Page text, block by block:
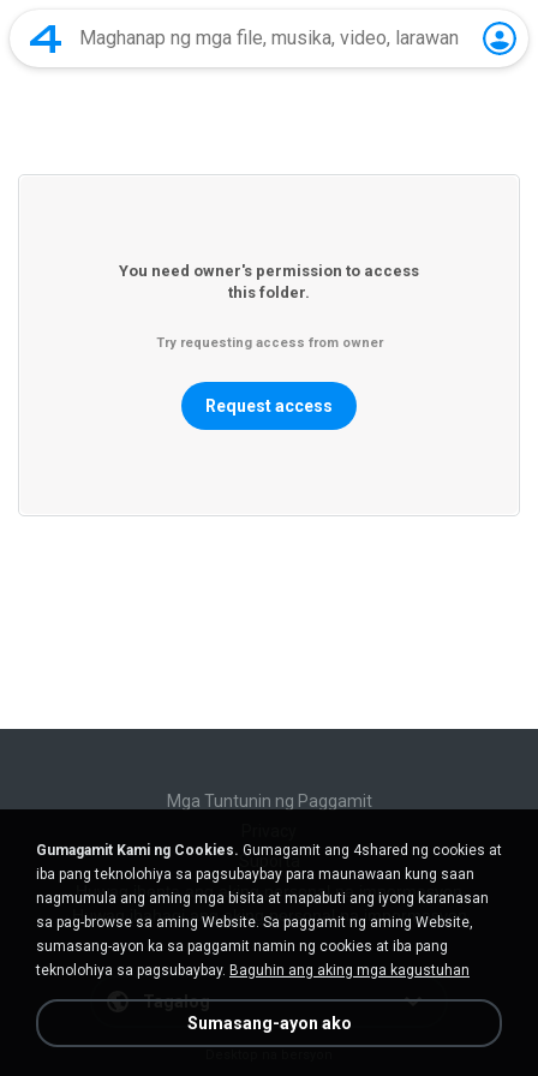
You need owner's permission to access
this folder.
Try requesting access from owner
Request access
Mga Tuntunin ng Paggamit
Suporta
Huwag ibenta ang aking personal na impormasyon
Huwag ibahagi ang aking personal na impormasyon
Tagalog
Gumagamit Kami ng Cookies. Gumagamit ang 4shared ng cookies at
iba pang teknolohiya sa pagsubaybay para maunawaan kung saan
nagmumula ang aming mga bisita at mapabuti ang iyong karanasan
sa pag-browse sa aming Website. Sa paggamit ng aming Website,
sumasang-ayon ka sa paggamit namin ng cookies at iba pang
teknolohiya sa pagsubaybay. Baguhin ang aking mga kagustuhan
Sumasang-ayon ako